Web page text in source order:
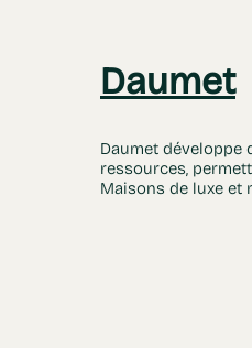
Daumet
Daumet développe
ressources,
Maisons de luxe et